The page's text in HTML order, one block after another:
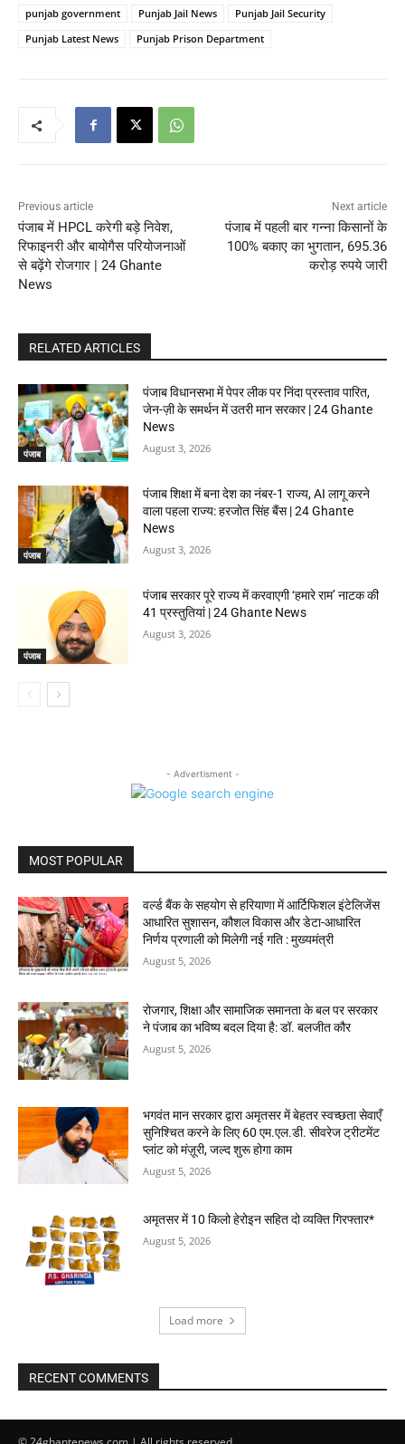
punjab government
Punjab Jail News
Punjab Jail Security
Punjab Latest News
Punjab Prison Department
Previous article
पंजाब में HPCL करेगी बड़े निवेश,
रिफाइनरी और बायोगैस परियोजनाओं
से बढ़ेंगे रोजगार | 24 Ghante
News
Next article
पंजाब में पहली बार गन्ना किसानों के
100% बकाए का भुगतान, 695.36
करोड़ रुपये जारी
RELATED ARTICLES
पंजाब
पंजाब विधानसभा में पेपर लीक पर निंदा प्रस्ताव पारित,
जेन-ज़ी के समर्थन में उतरी मान सरकार | 24 Ghante
News
August 3, 2026
पंजाब
पंजाब शिक्षा में बना देश का नंबर-1 राज्य, AI लागू करने
वाला पहला राज्य: हरजोत सिंह बैंस | 24 Ghante
News
August 3, 2026
पंजाब
पंजाब सरकार पूरे राज्य में करवाएगी ‘हमारे राम’ नाटक की
41 प्रस्तुतियां | 24 Ghante News
August 3, 2026
- Advertisment -
MOST POPULAR
वर्ल्ड बैंक के सहयोग से हरियाणा में आर्टिफिशल इंटेलिजेंस
आधारित सुशासन, कौशल विकास और डेटा-आधारित
निर्णय प्रणाली को मिलेगी नई गति : मुख्यमंत्री
August 5, 2026
रोजगार, शिक्षा और सामाजिक समानता के बल पर सरकार
ने पंजाब का भविष्य बदल दिया है: डॉ. बलजीत कौर
August 5, 2026
भगवंत मान सरकार द्वारा अमृतसर में बेहतर स्वच्छता सेवाएँ
सुनिश्चित करने के लिए 60 एम.एल.डी. सीवरेज ट्रीटमेंट
प्लांट को मंज़ूरी, जल्द शुरू होगा काम
August 5, 2026
अमृतसर में 10 किलो हेरोइन सहित दो व्यक्ति गिरफ्तार*
August 5, 2026
Load more
RECENT COMMENTS